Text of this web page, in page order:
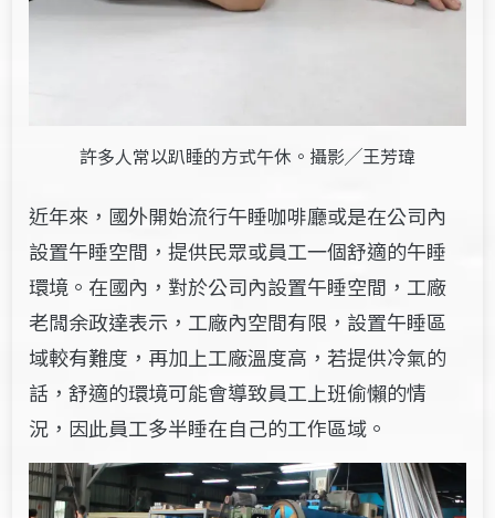
許多人常以趴睡的方式午休。攝影╱王芳瑋
近年來，國外開始流行午睡咖啡廳或是在公司內
設置午睡空間，提供民眾或員工一個舒適的午睡
環境。在國內，對於公司內設置午睡空間，工廠
老闆余政達表示，工廠內空間有限，設置午睡區
域較有難度，再加上工廠溫度高，若提供冷氣的
話，舒適的環境可能會導致員工上班偷懶的情
況 ， 因此員工多半睡在自己的工作區域。